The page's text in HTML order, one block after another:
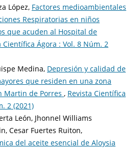
López, Factores medioambientales
Respiratorias en niños
que acuden al Hospital de
Científica Ágora : Vol. 8 Núm. 2
Medina, Depresión y calidad de
que residen en una zona
Martin de Porres , Revista Científica
2 (2021)
León, Jhonnel Williams
Cesar Fuertes Ruiton,
del aceite esencial de Aloysia